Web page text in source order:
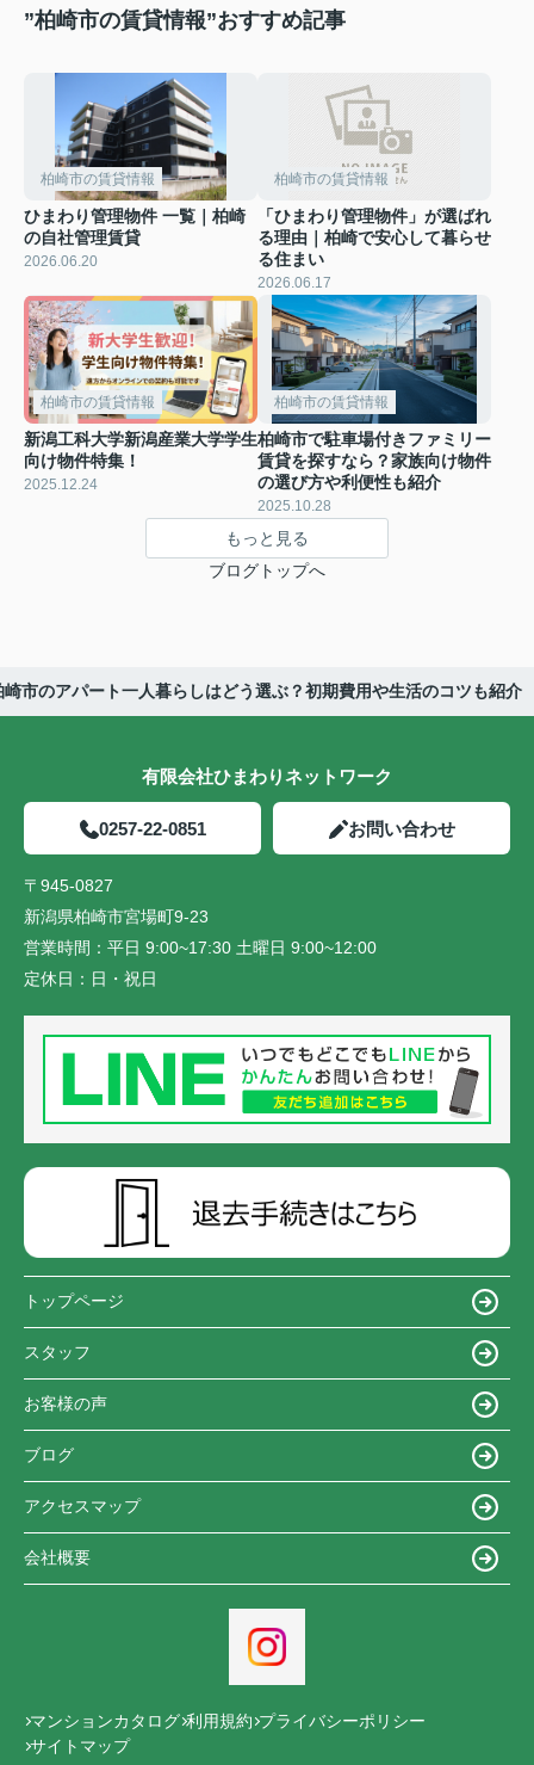
”柏崎市の賃貸情報”おすすめ記事
柏崎市の賃貸情報
ひまわり管理物件 一覧｜柏崎
の自社管理賃貸
2026.06.20
柏崎市の賃貸情報
「ひまわり管理物件」が選ばれ
る理由｜柏崎で安心して暮らせ
る住まい
2026.06.17
柏崎市の賃貸情報
新潟工科大学新潟産業大学学生
向け物件特集！
2025.12.24
柏崎市の賃貸情報
柏崎市で駐車場付きファミリー
賃貸を探すなら？家族向け物件
の選び方や利便性も紹介
2025.10.28
もっと見る
ブログトップへ
崎市のアパート一人暮らしはどう選ぶ？初期費用や生活のコツも紹介
有限会社ひまわりネットワーク
0257-22-0851 お問い合わせ
〒945-0827
新潟県柏崎市宮場町9-23
営業時間： 平日 9:00~17:30 土曜日 9:00~12:00
定休日： 日・祝日
トップページ
スタッフ
お客様の声
ブログ
アクセスマップ
会社概要
マンションカタログ 利用規約 プライバシーポリシー
サイトマップ